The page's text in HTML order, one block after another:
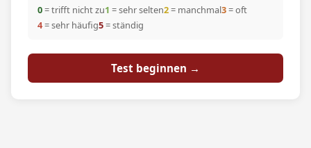
0= trifft nicht zu1 = sehr selten2= manchmal3= oft
4= sehr häufig5= ständig
Test beginnen →